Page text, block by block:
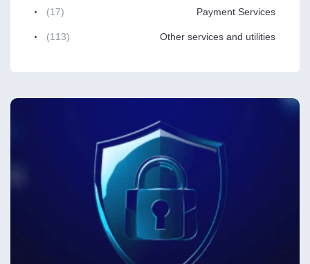
Payment Services
(17)
Other services and utilities
(113)